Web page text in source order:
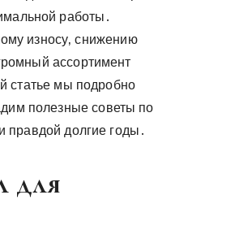
работы․
износу‚ снижению
ассортимент
статье мы подробно
полезные советы по
долгие годы․
для